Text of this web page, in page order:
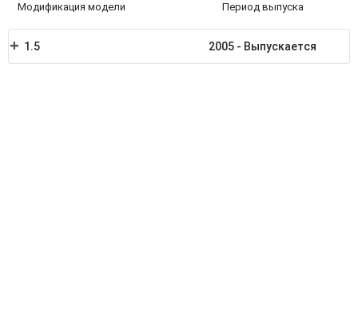
Модификация модели Период выпуска
1.5 2005 - Выпускается